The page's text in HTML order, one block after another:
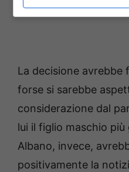
La decisione avrebbe
forse si sarebbe
considerazione dal
lui il figlio maschio
Albano, invece,
positivamente la